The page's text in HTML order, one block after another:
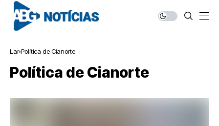
Lar Política de Cianorte
Política de Cianorte